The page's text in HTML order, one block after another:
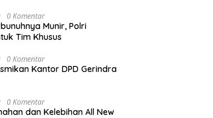
0 Komentar
Munir, Polri
Tim Khusus
0 Komentar
Kantor DPD Gerindra
0 Komentar
dan Kelebihan All New